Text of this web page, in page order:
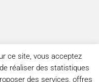
ce site, vous acceptez
réaliser des statistiques
des services, offres